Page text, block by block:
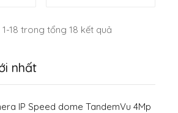
nhất
IP Speed dome TandemVu 4Mp
1-18 trong tổng 18 kết quả